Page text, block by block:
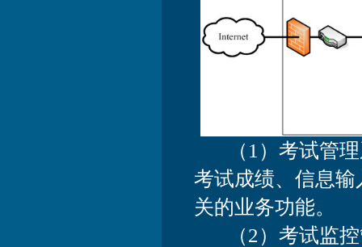
（1）考试管理
考试成绩、信息
关的业务功能。
（2）考试监控